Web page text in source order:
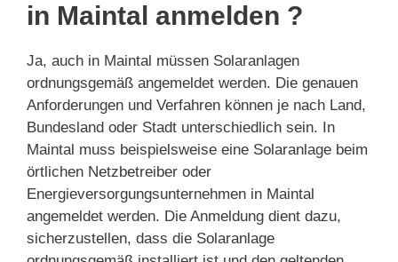
in Maintal anmelden ?
Ja, auch in Maintal müssen Solaranlagen
ordnungsgemäß angemeldet werden. Die genauen
Anforderungen und Verfahren können je nach Land,
Bundesland oder Stadt unterschiedlich sein. In
Maintal muss beispielsweise eine Solaranlage beim
örtlichen Netzbetreiber oder
Energieversorgungsunternehmen in Maintal
angemeldet werden. Die Anmeldung dient dazu,
sicherzustellen, dass die Solaranlage